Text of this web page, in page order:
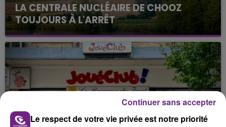
LA CENTRALE NUCLÉAIRE DE CHOOZ
TOUJOURS À L'ARRÊT
Cela fait déjà une semaine que la centrale
nucléaire ardennaise est à l'arrêt. Une situation
justifiée par la sécheresse intense qui est toujours
présente.
Le respect de votre vie privée est notre priorité
Continuer sans accepter